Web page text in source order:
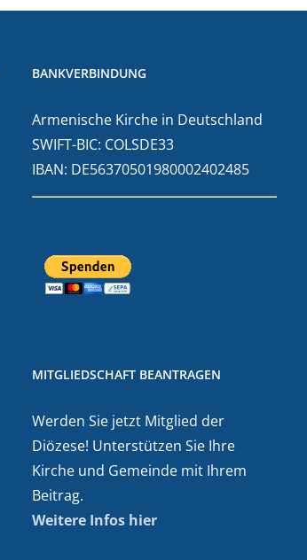
BANKVERBINDUNG
Armenische Kirche in Deutschland
SWIFT-BIC: COLSDE33
IBAN: DE56370501980002402485
MITGLIEDSCHAFT BEANTRAGEN
Werden Sie jetzt Mitglied der
Diözese! Unterstützen Sie Ihre
Kirche und Gemeinde mit Ihrem
Beitrag.
Weitere Infos hier